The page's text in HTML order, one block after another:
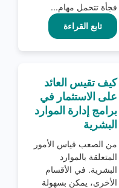
فجأة تتحمل مهام...
تابع القراءة
كيف تقيس العائد
على الاستثمار في
برامج إدارة الموارد
البشرية
من الصعب قياس الأمور
المتعلقة بالموارد
البشرية. في الأقسام
الأخرى، يمكن بسهولة